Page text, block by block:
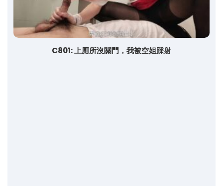
C801: 上厠所沒關門，我被空姐踩射